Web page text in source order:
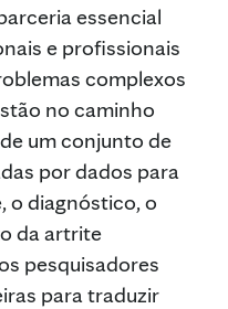
essencial
e profissionais
complexos
no caminho
um conjunto de
por dados para
o diagnóstico, o
da artrite
pesquisadores
para traduzir